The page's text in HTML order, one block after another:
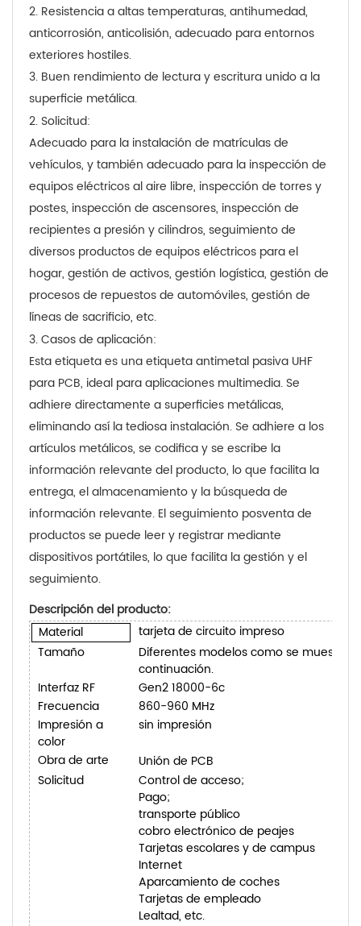
2. Resistencia a altas temperaturas, antihumedad,
anticorrosión, anticolisión, adecuado para entornos
exteriores hostiles.
3. Buen rendimiento de lectura y escritura unido a la
superficie metálica.
2. Solicitud:
Adecuado para la instalación de matrículas de
vehículos, y también adecuado para la inspección de
equipos eléctricos al aire libre, inspección de torres y
postes, inspección de ascensores, inspección de
recipientes a presión y cilindros, seguimiento de
diversos productos de equipos eléctricos para el
hogar, gestión de activos, gestión logística, gestión de
procesos de repuestos de automóviles, gestión de
líneas de sacrificio, etc.
3.Casos de aplicación:
Esta etiqueta es una etiqueta antimetal pasiva UHF
para PCB, ideal para aplicaciones multimedia. Se
adhiere directamente a superficies metálicas,
eliminando así la tediosa instalación. Se adhiere a los
artículos metálicos, se codifica y se escribe la
información relevante del producto, lo que facilita la
entrega, el almacenamiento y la búsqueda de
información relevante. El seguimiento posventa de
productos se puede leer y registrar mediante
dispositivos portátiles, lo que facilita la gestión y el
seguimiento.
Descripción del producto:
Material
tarjeta de circuito impreso
Tamaño
Diferentes modelos como se muestra
continuación.
Interfaz RF
Gen2 18000-6c
Frecuencia
860-960 MHz
Impresión a
color
sin impresión
Obra de arte
Unión de PCB
Solicitud
Control de acceso;
Pago;
transporte público
cobro electrónico de peajes
Tarjetas escolares y de campus
Internet
Aparcamiento de coches
Tarjetas de empleado
Lealtad, etc.